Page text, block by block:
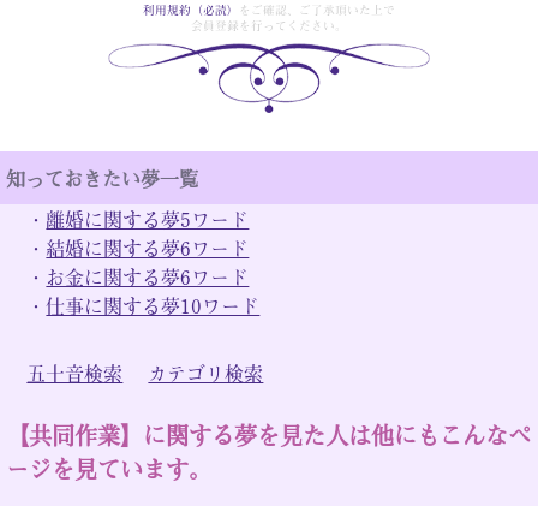
利用規約（必読）
をご確認、ご了承頂いた上で
会員登録を行ってください。
知っておきたい夢一覧
・ 離婚に関する夢5ワード
・ 結婚に関する夢6ワード
・ お金に関する夢6ワード
・仕事に関する夢10ワード
五十音検索 カテゴリ検索
【共同作業】に関する夢を見た人は他にもこんなペ
ージを見ています。